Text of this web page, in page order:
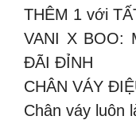
THÊM 1 với
VANI X BOO:
ĐÃI ĐỈNH
CHÂN VÁY
Chân váy luôn